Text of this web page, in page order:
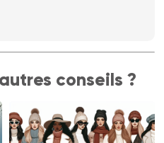
conseils ?